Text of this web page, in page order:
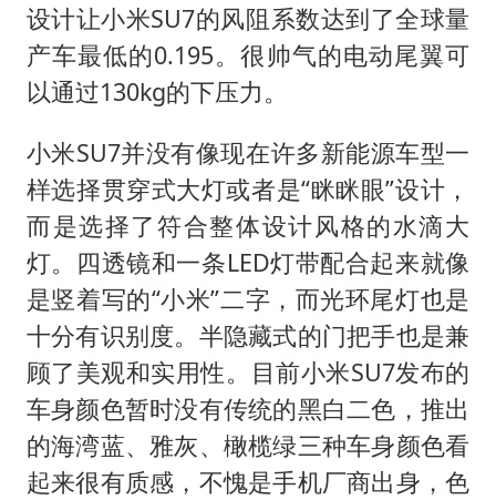
设计让小米SU7的风阻系数达到了全球量
产车最低的0.195。很帅气的电动尾翼可
以通过130kg的下压力。
小米SU7并没有像现在许多新能源车型一
样选择贯穿式大灯或者是“眯眯眼”设计，
而是选择了符合整体设计风格的水滴大
灯。四透镜和一条LED灯带配合起来就像
是竖着写的“小米”二字，而光环尾灯也是
十分有识别度。半隐藏式的门把手也是兼
顾了美观和实用性。目前小米SU7发布的
车身颜色暂时没有传统的黑白二色，推出
的海湾蓝、雅灰、橄榄绿三种车身颜色看
起来很有质感，不愧是手机厂商出身，色